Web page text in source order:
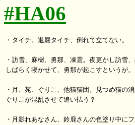
#HA06
・タイチ。退屈タイチ、倒れて立てない。
・訪雪、麻樹、勇那、凍雲。夜更かし訪雪
しばらく寝かせて、勇那が起こすというが。
・月、苑、ぐりこ、他猫猫団。見つめ猫の
ぐりこが混乱させて追い払う？
・月影れあなさん、鈴鹿さんの色塗り中に